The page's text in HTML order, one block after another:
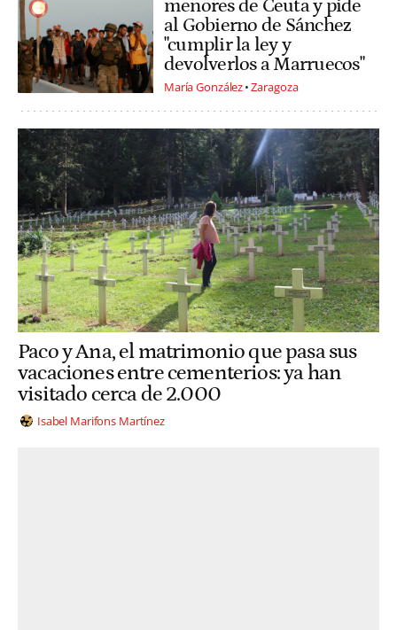
menores de Ceuta y pide
al Gobierno de Sánchez
"cumplir la ley y
devolverlos a Marruecos"
María González Zaragoza
Paco y Ana, el matrimonio que pasa sus
vacaciones entre cementerios: ya han
visitado cerca de 2.000
Isabel Marifons Martínez